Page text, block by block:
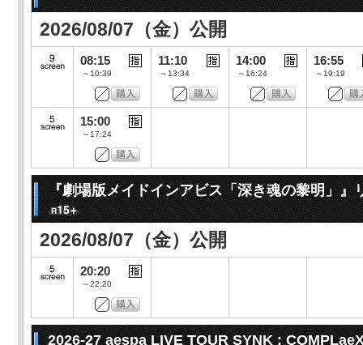
2026/08/07（金）公開
08:15
～10:39
11:10
～13:34
14:00
～16:24
16:55
～19:19
15:00
～17:24
『劇場版メイドインアビス「深き魂の黎明」』
2026/08/07（金）公開
20:20
～22:20
2026-27 aespa LIVE TOUR SYNK :